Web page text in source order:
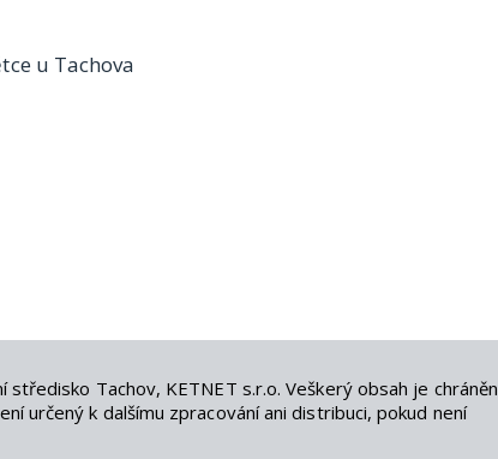
u Tachova
středisko Tachov, KETNET s.r.o. Veškerý obsah je chráněn
určený k dalšímu zpracování ani distribuci, pokud není